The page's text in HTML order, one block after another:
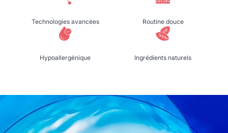
Technologies avancées Routine douce
Hypoallergénique Ingrédients naturels